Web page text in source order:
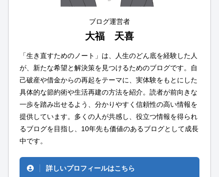
ブログ運営者
大福 天喜
「生き直すためのノート」は、人生のどん底を経験した人
が、新たな希望と解決策を見つけるためのブログです。自
己破産や借金からの再起をテーマに、実体験をもとにした
具体的な節約術や生活再建の方法を紹介。読者が前向きな
一歩を踏み出せるよう、分かりやすく信頼性の高い情報を
提供しています。多くの人が共感し、役立つ情報を得られ
るブログを目指し、10年先も価値のあるブログとして成長
中です。
詳しいプロフィールはこちら